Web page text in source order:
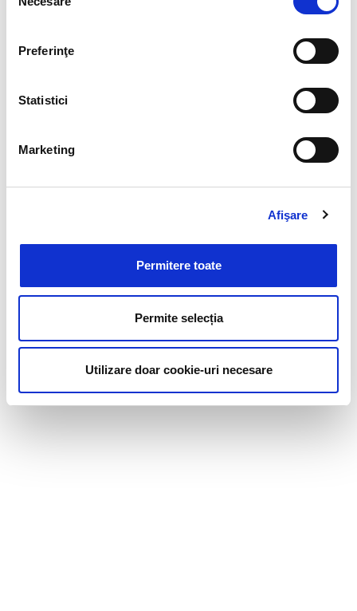
consimțământului
Preferinţe
Statistici
Marketing
Afişare
Permitere toate
Permite selecția
Utilizare doar cookie-uri necesare